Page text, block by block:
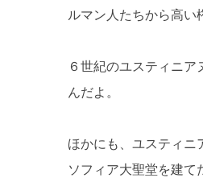
ルマン人たちから高い
６世紀のユスティニ
んだよ。
ほかにも、ユスティニ
ソフィア大聖堂を建て